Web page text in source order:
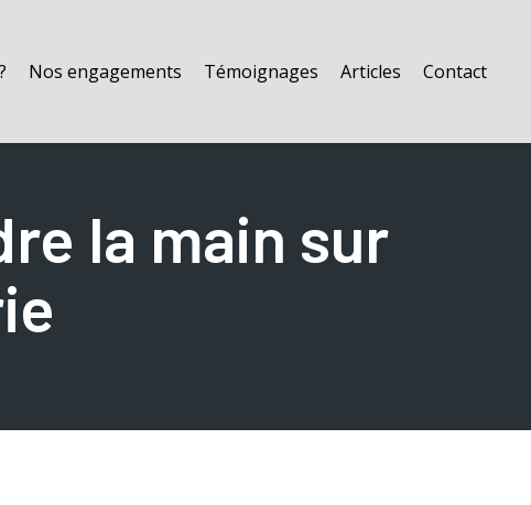
Nos engagements Témoignages Articles Contact
la main sur